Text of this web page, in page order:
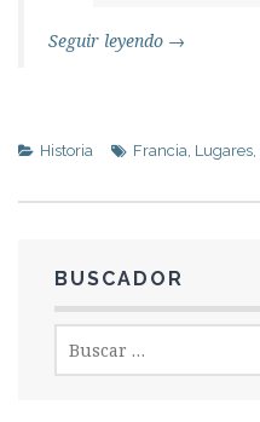
Seguir leyendo →
Historia Francia, Lugares,
BUSCADOR